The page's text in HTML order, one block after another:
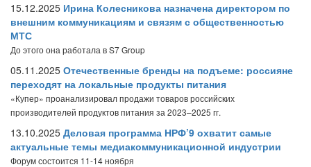
15.12.2025 Ирина Колесникова назначена директором по
внешним коммуникациям и связям с общественностью
МТС
До этого она работала в S7 Group
05.11.2025 Отечественные бренды на подъеме: россияне
переходят на локальные продукты питания
«Купер» проанализировал продажи товаров российских
производителей продуктов питания за 2023–2025 гг.
13.10.2025 Деловая программа НРФ’9 охватит самые
актуальные темы медиакоммуникационной индустрии
Форум состоится 11-14 ноября